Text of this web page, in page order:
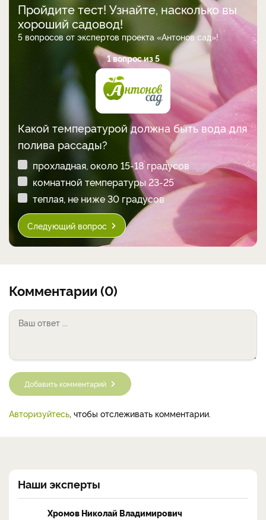
Пройдите тест! Узнайте, насколько вы
хороший садовод!
5 вопросов от экспертов проекта «Антонов сад»!
1 вопрос из 5
Какой температурой должна быть вода для
полива рассады?
прохладная, около 15-18 градусов
комнатной температуры 23-25
теплая, не ниже 30 градусов
Следующий вопрос
Комментарии (0)
Добавить комментарий
Авторизуйтесь, чтобы отслеживать комментарии.
Наши эксперты
Хромов Николай Владимирович